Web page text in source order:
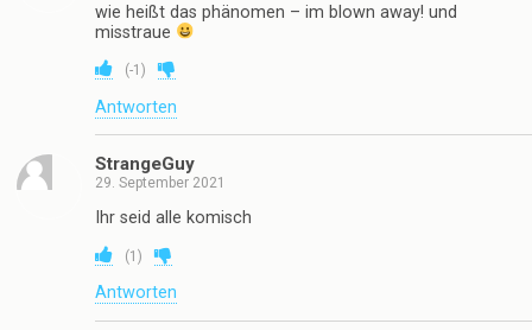
wie heißt das phänomen – im blown away! und
misstraue
(-1 )
Antworten
StrangeGuy
29. September 2021
Ihr seid alle komisch
(1 )
Antworten